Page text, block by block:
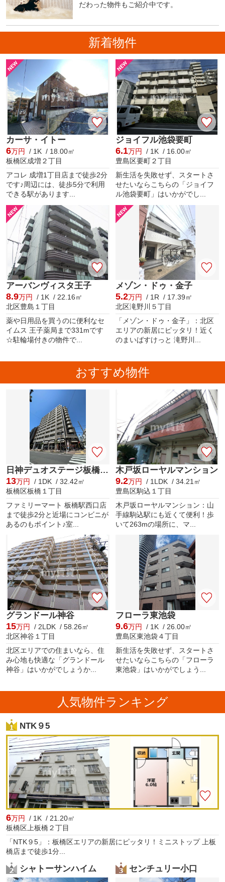
だわった物件もご紹介中です。
新着物件
カーサ・イトー
6万円
/ 1K / 18.00㎡
板橋区成増２丁目
アコレ 成増1丁目店まで徒歩2分
です♪周辺には、徒歩5分で利用
できる駅があります...
ジョイフル池袋要町
6.1万円
/ 1K / 16.00㎡
豊島区要町２丁目
新生活を失敗せず、スタートさ
せたいならこちらの「ジョイフ
ル池袋要町」はいかがでし...
アーバンヴィスタ王子
8.9万円 / 1K / 22.16㎡
北区豊島１丁目
薬や日用品を買うのに便利なセ
イムス 王子薬局まで331mです
☆駐輪場付きの物件で...
メゾン・ドゥ・金子
5.2万円 / 1R / 17.39㎡
北区滝野川５丁目
「メゾン・ドゥ・金子」：北区
エリアの新居にピッタリ！近く
のまいばすけっと 滝野川...
おすすめ物件
日神デュオステージ板橋駅前
13万円 / 1DK / 32.42㎡
板橋区板橋１丁目
ファミリーマート 板橋駅西口店
まで徒歩2分と近場にコンビニが
あるのもポイント♪室...
木戸坂ローヤルマンション
9.2万円 / 1LDK / 34.21㎡
豊島区駒込１丁目
木戸坂ローヤルマンション：山
手線駒込駅にも近くて便利！歩
いて263mの場所に、マ...
グランドール神谷
15万円
/ 2LDK / 58.26㎡
北区神谷１丁目
北区エリアでの住まいなら、住
み心地も快適な「グランドール
神谷」はいかがでしょうか...
フローラ東池袋
9.6万円
/ 1K / 26.00㎡
豊島区東池袋４丁目
新生活を失敗せず、スタートさ
せたいならこちらの「フローラ
東池袋」はいかがでしょう...
人気物件ランキング
NTK９5
6万円
/ 1K / 21.20㎡
板橋区上板橋２丁目
「NTK９5」：板橋区エリアの新居にピッタリ！ミニストップ 上板
橋店まで徒歩1分...
シャトーサンハイム センチュリー小口